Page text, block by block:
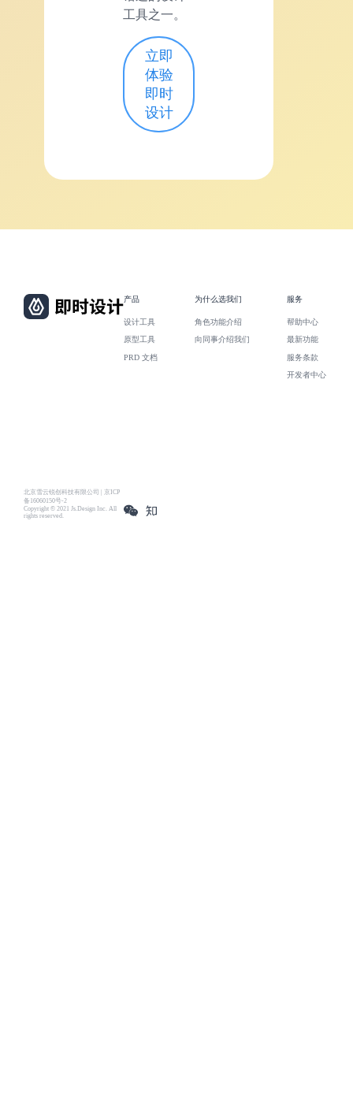
工具之一。
立即
体验
即时
设计
北京雪云锐创科技有限公司 | 京ICP
备16060150号-2
Copyright © 2021 Js.Design Inc. All
rights reserved.
产品
设计工具
原型工具
PRD 文档
为什么选我们
角色功能介绍
向同事介绍我们
服务
帮助中心
最新功能
服务条款
开发者中心